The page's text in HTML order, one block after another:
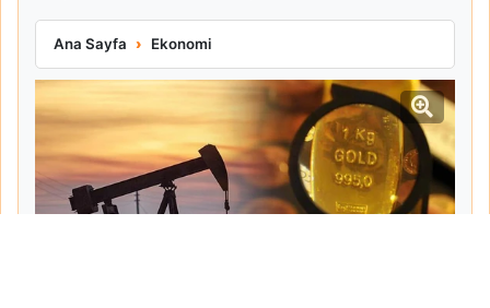
Ana Sayfa Ekonomi
Orta Doğu Gerilimi Petrolü Yükseltti Altını Düşürdü